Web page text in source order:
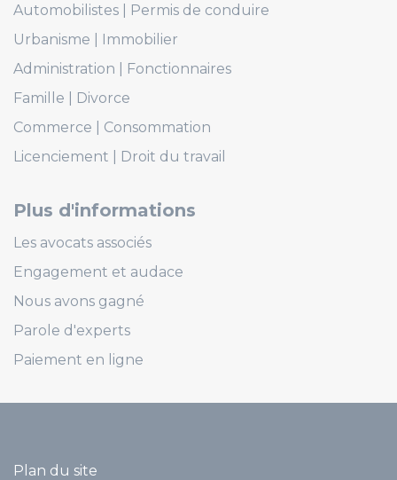
Automobilistes
Permis de conduire
Urbanisme
Immobilier
Administration
Fonctionnaires
Famille
Divorce
Commerce
Consommation
Licenciement
Droit du travail
Plus d'informations
Les avocats associés
Engagement et audace
Nous avons gagné
Parole d'experts
Paiement en ligne
Plan du site